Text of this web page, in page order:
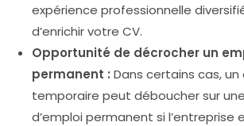
expérience professionnelle
d’enrichir votre CV.
Opportunité de décrocher un
permanent : Dans certains cas, un
temporaire peut déboucher sur
d’emploi permanent si l’entreprise